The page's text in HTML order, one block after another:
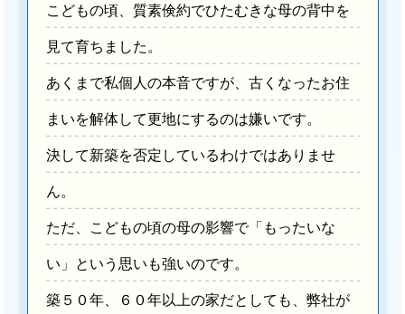
こどもの頃、質素倹約でひたむきな母の背中を
見て育ちました。
あくまで私個人の本音ですが、古くなったお住
まいを解体して更地にするのは嫌いです。
決して新築を否定しているわけではありませ
ん。
ただ、こどもの頃の母の影響で「もったいな
い」という思いも強いのです。
築５０年、６０年以上の家だとしても、弊社が